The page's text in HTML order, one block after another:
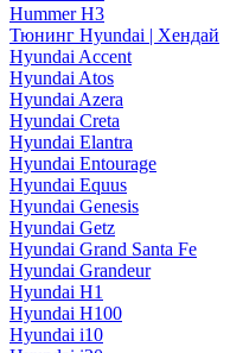
Hummer H3
Тюнинг Hyundai | Хендай
Hyundai Accent
Hyundai Atos
Hyundai Azera
Hyundai Creta
Hyundai Elantra
Hyundai Entourage
Hyundai Equus
Hyundai Genesis
Hyundai Getz
Hyundai Grand Santa Fe
Hyundai Grandeur
Hyundai H1
Hyundai H100
Hyundai i10